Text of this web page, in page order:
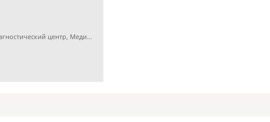
Ортопедический салон, Диагностический центр, Медицинская клиника